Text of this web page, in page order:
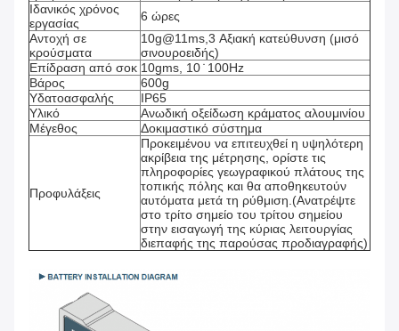
Ιδανικός χρόνος
εργασίας
6 ώρες
Αντοχή σε
κρούσματα
10g@11ms,3 Αξιακή κατεύθυνση (μισό
σινουροειδής)
Επίδραση από σοκ 10gms, 10 ̇ 100Hz
Βάρος
600g
Υδατοασφαλής
IP65
Υλικό
Ανωδική οξείδωση κράματος αλουμινίου
Μέγεθος
Δοκιμαστικό σύστημα
Προφυλάξεις
Προκειμένου να επιτευχθεί η υψηλότερη
ακρίβεια της μέτρησης, ορίστε τις
πληροφορίες γεωγραφικού πλάτους της
τοπικής πόλης και θα αποθηκευτούν
αυτόματα μετά τη ρύθμιση.(Ανατρέψτε
στο τρίτο σημείο του τρίτου σημείου
στην εισαγωγή της κύριας λειτουργίας
διεπαφής της παρούσας προδιαγραφής)